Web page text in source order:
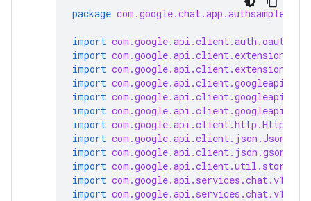
package com.google.chat.app.authsample
import
import
import
import
import
import
import
import
import
import
import
import